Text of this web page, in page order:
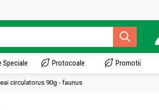
Speciale Protocoale Promotii
circulatorus 90g - faunus